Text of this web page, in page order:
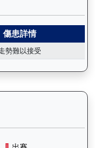
傷患詳情
勢難以接受
— 晨操及出賽紀錄圖表